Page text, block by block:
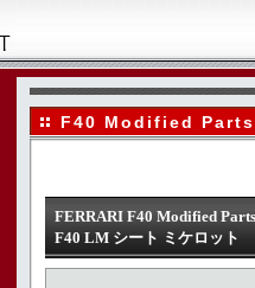
F40 Modified Parts
FERRARI F40 Modified Parts
F40 LM シート ミケロット